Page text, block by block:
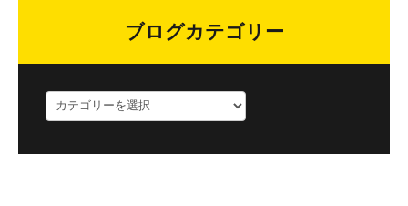
ブログカテゴリー
ロ